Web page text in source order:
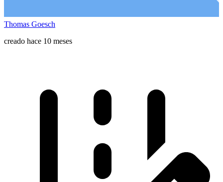
Thomas Goesch
creado hace 10 meses